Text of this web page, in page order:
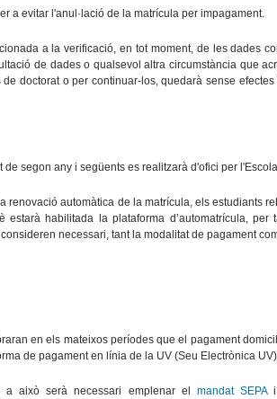
a evitar l'anul·lació de la matrícula per impagament.
a la verificació, en tot moment, de les dades
de dades o qualsevol altra circumstància que
doctorat o per continuar-los, quedarà sense
segon any i següents es realitzarà d'ofici per
renovació automàtica de la matrícula, els estudiants
estarà habilitada la plataforma d’automatrícula,
necessari, tant la modalitat de pagament
en els mateixos períodes que el pagament
de pagament en línia de la UV (Seu Electrònica
a això serà necessari emplenar el mandat SEPAi